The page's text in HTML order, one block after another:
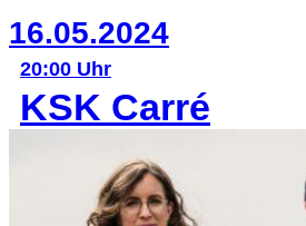
16.05.2024
20:00 Uhr
KSK Carré